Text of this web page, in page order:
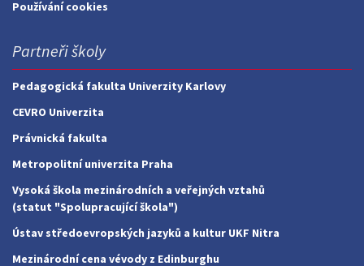
Používání cookies
Partneři školy
Pedagogická fakulta Univerzity Karlovy
CEVRO Univerzita
Právnická fakulta
Metropolitní univerzita Praha
Vysoká škola mezinárodních a veřejných vztahů
(statut "Spolupracující škola")
Ústav středoevropských jazyků a kultur UKF Nitra
Mezinárodní cena vévody z Edinburghu